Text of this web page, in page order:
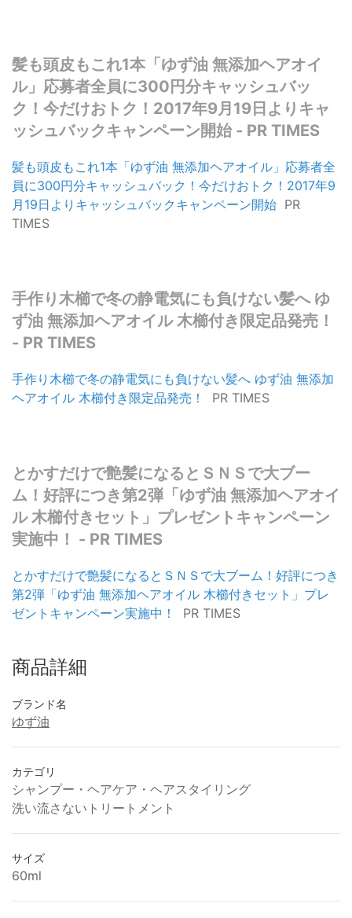
髪も頭皮もこれ1本「ゆず油 無添加ヘアオイ
ル」応募者全員に300円分キャッシュバッ
ク！今だけおトク！2017年9月19日よりキャ
ッシュバックキャンペーン開始 - PR TIMES
髪も頭皮もこれ1本「ゆず油 無添加ヘアオイル」応募者全
員に300円分キャッシュバック！今だけおトク！2017年9
月19日よりキャッシュバックキャンペーン開始 PR
TIMES
手作り木櫛で冬の静電気にも負けない髪へ ゆ
ず油 無添加ヘアオイル 木櫛付き限定品発売！
- PR TIMES
手作り木櫛で冬の静電気にも負けない髪へ ゆず油 無添加
ヘアオイル 木櫛付き限定品発売！
PR TIMES
とかすだけで艶髪になるとＳＮＳで大ブー
ム！好評につき第2弾「ゆず油 無添加ヘアオイ
ル 木櫛付きセット」プレゼントキャンペーン
実施中！ - PR TIMES
とかすだけで艶髪になるとＳＮＳで大ブーム！好評につき
第2弾「ゆず油 無添加ヘアオイル 木櫛付きセット」プレ
ゼントキャンペーン実施中！
PR TIMES
商品詳細
ブランド名
ゆず油
カテゴリ
シャンプー・ヘアケア・ヘアスタイリング
洗い流さないトリートメント
サイズ
60ml